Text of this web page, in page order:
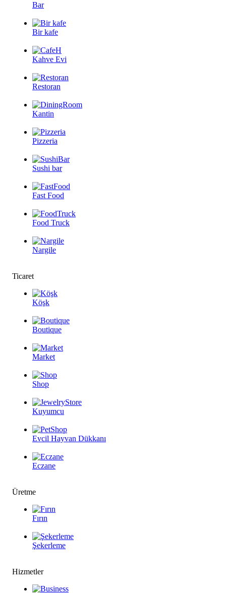
Bar
Bir kafe
Kahve Evi
Restoran
Kantin
Pizzeria
Sushi bar
Fast Food
Food Truck
Nargile
Ticaret
Köşk
Boutique
Market
Shop
Kuyumcu
Evcil Hayvan Dükkanı
Eczane
Üretme
Fırın
Şekerleme
Hizmetler